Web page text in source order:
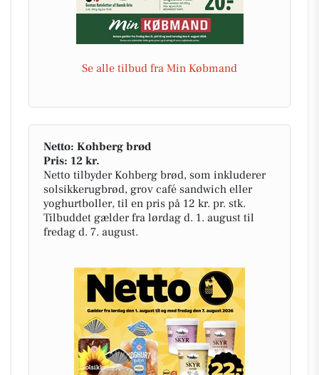
Se alle tilbud fra Min Købmand
Netto: Kohberg brød
Pris: 12 kr.
Netto tilbyder Kohberg brød, som inkluderer
solsikkerugbrød, grov café sandwich eller
yoghurtboller, til en pris på 12 kr. pr. stk.
Tilbuddet gælder fra lørdag d. 1. august til
fredag d. 7. august.